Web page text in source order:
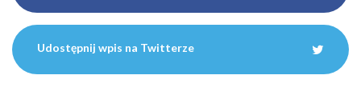
Udostępnij wpis na Twitterze